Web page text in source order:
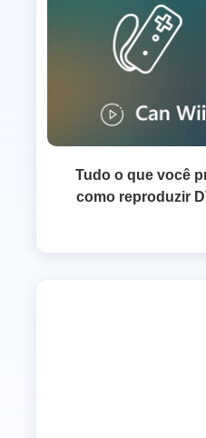
Tudo o que você
como reproduzir